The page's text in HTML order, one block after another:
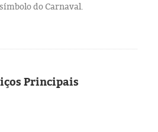
História
2024
do Carnaval.
Principais